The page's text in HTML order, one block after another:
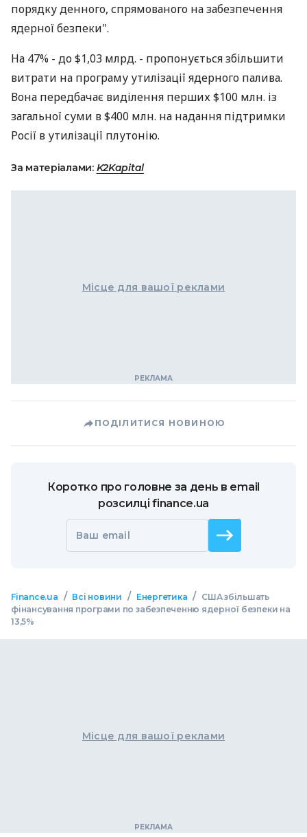
порядку денного, спрямованого на забезпечення
ядерної безпеки".
На 47% - до $1,03 млрд. - пропонується збільшити
витрати на програму утилізації ядерного палива.
Вона передбачає виділення перших $100 млн. із
загальної суми в $400 млн. на надання підтримки
Росії в утилізації плутонію.
За матеріалами: K2Kapital
Місце для вашої реклами
ПОДІЛИТИСЯ НОВИНОЮ
Коротко про головне за день в email
розсилці finance.ua
Ваш email
Finance.ua / Всі новини / Енергетика / США збільшать
фінансування програми по забезпеченню ядерної безпеки на
13,5%
Місце для вашої реклами